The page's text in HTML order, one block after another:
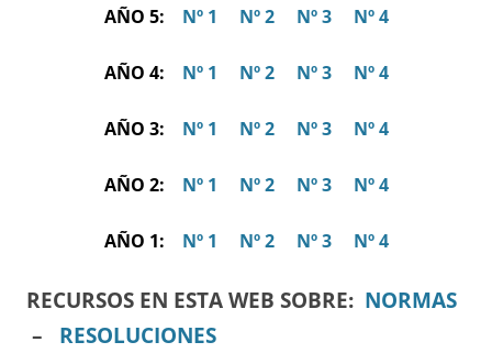
AÑO 5: Nº 1 Nº 2 Nº 3 Nº 4
AÑO 4: Nº 1 Nº 2 Nº 3 Nº 4
AÑO 3: Nº 1 Nº 2 Nº 3 Nº 4
AÑO 2: Nº 1 Nº 2 Nº 3 Nº 4
AÑO 1: Nº 1 Nº 2 Nº 3 Nº 4
RECURSOS EN ESTA WEB SOBRE: NORMAS
– RESOLUCIONES